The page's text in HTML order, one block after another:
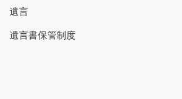
遺言
遺言書保管制度